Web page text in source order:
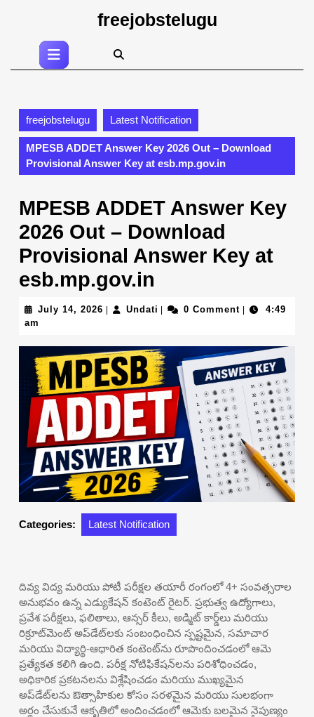
to
freejobstelugu
Open
Button
freejobstelugu Latest Notification
MPESB ADDET Answer Key 2026 Out – Download
Provisional Answer Key at esb.mp.gov.in
MPESB ADDET Answer Key
2026 Out – Download
Provisional Answer Key at
esb.mp.gov.in
July 14, 2026 July Undati Undati0 Comment
4:49
am
Categories: Latest Notification
దివ్య విద్య మరియు పోటీ పరీక్షల తయారీ రంగంలో 4+ సంవత్సరాల
అనుభవం ఉన్న ఎడ్యుకేషన్ కంటెంట్ రైటర్. ప్రభుత్వ ఉద్యోగాలు,
ప్రవేశ పరీక్షలు, ఫలితాలు, ఆన్సర్ కీలు, అడ్మిట్ కార్డ్‌లు మరియు
రిక్రూట్‌మెంట్ అప్‌డేట్‌లకు సంబంధించిన స్పష్టమైన, సమాచార
మరియు విద్యార్థి-ఆధారిత కంటెంట్‌ను రూపొందించడంలో ఆమె
ప్రత్యేకత కలిగి ఉంది. పరీక్ష నోటిఫికేషన్‌లను పరిశోధించడం,
అధికారిక ప్రకటనలను విశ్లేషించడం మరియు ముఖ్యమైన
అప్‌డేట్‌లను ఔత్సాహికుల కోసం సరళమైన మరియు సులభంగా
అర్థం చేసుకునే ఆకృతిలో అందించడంలో ఆమెకు బలమైన నైపుణ్యం